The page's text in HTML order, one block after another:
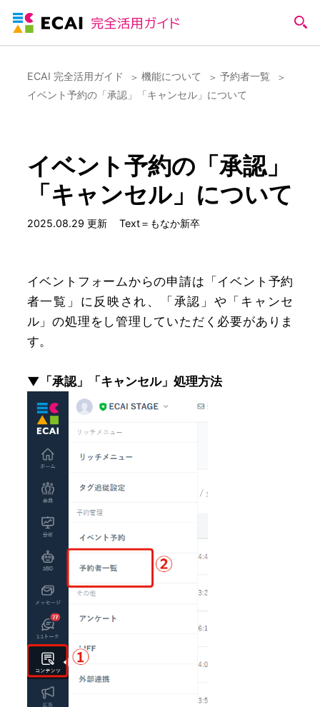
ECAI 完全活用ガイド 機能について
予約者一覧
イベント予約の「承認」「キャンセル」について
イベント予約の「承認」
「キャンセル」について
2025.08.29 更新 Text＝もなか新卒
イベントフォームからの申請は「イベント予約
者一覧」に反映され、「承認」や「キャンセ
ル」の処理をし管理していただく必要がありま
す。
▼「承認」「キャンセル」処理方法